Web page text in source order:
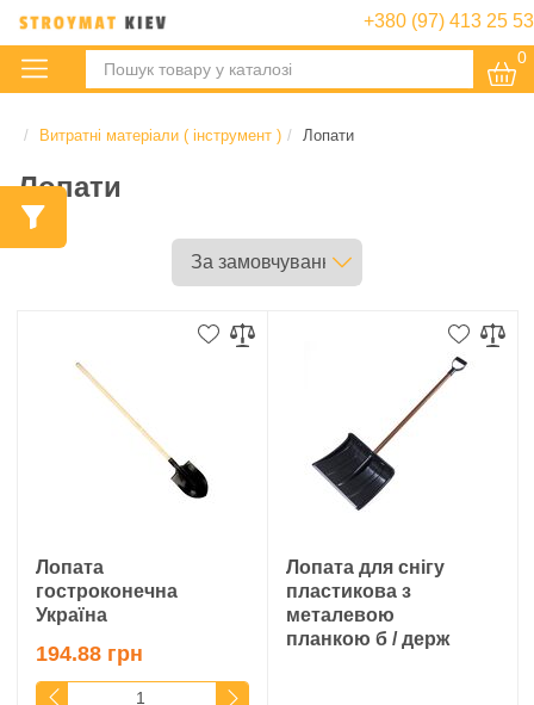
+380 (97) 413 25 53
0
Витратні матеріали ( інструмент ) Лопати
Лопати
Лопата
гостроконечна
Україна
194.88 грн
Лопата для снігу
пластикова з
металевою
планкою б / держ